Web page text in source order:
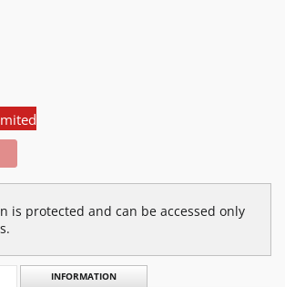
is protected and can be accessed only
INFORMATION